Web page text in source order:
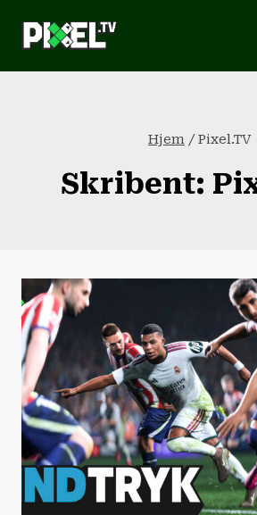
Hjem / Pixel.TV
Skribent: